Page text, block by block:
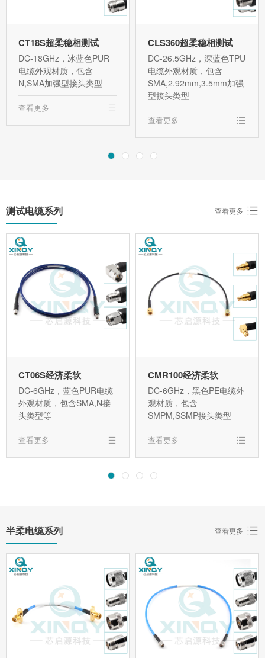
CT18S超柔稳相测试
DC-18GHz，冰蓝色PUR
电缆外观材质，包含
N,SMA加强型接头类型
查看更多
CLS360超柔稳相测试
DC-26.5GHz，深蓝色TPU
电缆外观材质，包含
SMA,2.92mm,3.5mm加强
型接头类型
查看更多
测试电缆系列 查看更多
CT06S经济柔软
DC-6GHz，蓝色PUR电缆
外观材质，包含SMA,N接
头类型等
查看更多
CMR100经济柔软
DC-6GHz，黑色PE电缆外
观材质，包含
SMPM,SSMP接头类型
查看更多
半柔电缆系列 查看更多